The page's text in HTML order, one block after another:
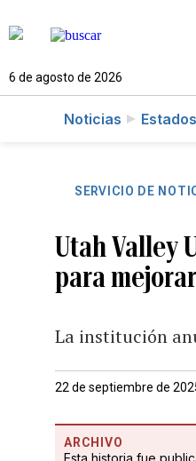
6 de agosto de 2026
Noticias
SERVICIO DE
Utah Valley
para
La institución
22 de septiembre de
ARCHIVO